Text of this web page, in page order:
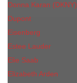
Donna Karan (DKNY)
Dupont
Eisenberg
Еsteе Lаudеr
Elie Saab
Elizabeth Arden